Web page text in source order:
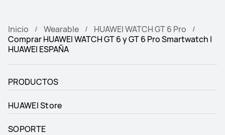
Inicio Wearable
HUAWEI WATCH GT 6 Pro
Comprar HUAWEI WATCH GT 6 y GT 6 Pro Smartwatch |
HUAWEI ESPAÑA
PRODUCTOS
HUAWEI Store
SOPORTE